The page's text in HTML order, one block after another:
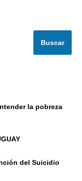
Buscar
la pobreza
del Suicidio